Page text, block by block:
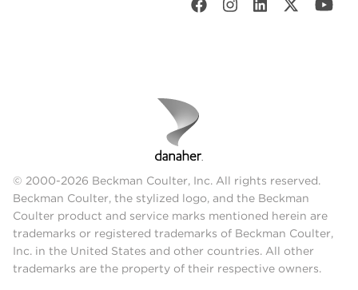
© 2000-2026 Beckman Coulter, Inc. All rights reserved.
Beckman Coulter, the stylized logo, and the Beckman
Coulter product and service marks mentioned herein are
trademarks or registered trademarks of Beckman Coulter,
Inc. in the United States and other countries. All other
trademarks are the property of their respective owners.